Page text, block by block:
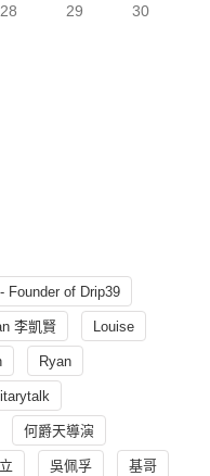
28 29
30
Founder of Drip39
李凱賢 Louise
Ryan
何爵天導演
吳佩孚 基哥